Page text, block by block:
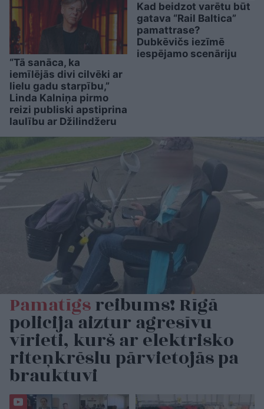
“Tā sanāca, ka
iemīlējās divi cilvēki ar
lielu gadu starpību,”
Linda Kalniņa pirmo
reizi publiski apstiprina
laulību ar Džilindžeru
Kad beidzot varētu būt
gatava “Rail Baltica”
pamattrase?
Dubkēvičs iezīmē
iespējamo scenāriju
Pamatīgsreibums! Rīgā
policija aiztur agresīvu
vīrieti, kurš ar elektrisko
riteņkrēslu pārvietojās pa
brauktuvi